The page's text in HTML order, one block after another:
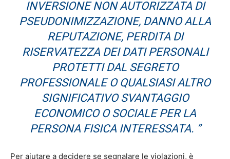
INVERSIONE NON AUTORIZZATA DI
PSEUDONIMIZZAZIONE, DANNO ALLA
REPUTAZIONE, PERDITA DI
RISERVATEZZA DEI DATI PERSONALI
PROTETTI DAL SEGRETO
PROFESSIONALE O QUALSIASI ALTRO
SIGNIFICATIVO SVANTAGGIO
ECONOMICO O SOCIALE PER LA
PERSONA FISICA INTERESSATA. ”
Per aiutare a decidere se segnalare le violazioni, è